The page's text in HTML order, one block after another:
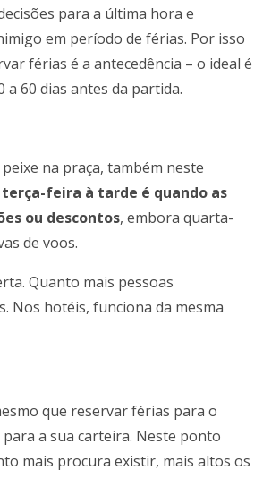
para a última hora e
em período de férias. Por isso
férias é a antecedência – o ideal é
a 60 dias antes da partida.
na praça, também neste
terça-feira à tarde é quando as
ou descontos, embora quarta-
de voos.
Quanto mais pessoas
Nos hotéis, funciona da mesma
que reservar férias para o
a sua carteira. Neste ponto
mais procura existir, mais altos os